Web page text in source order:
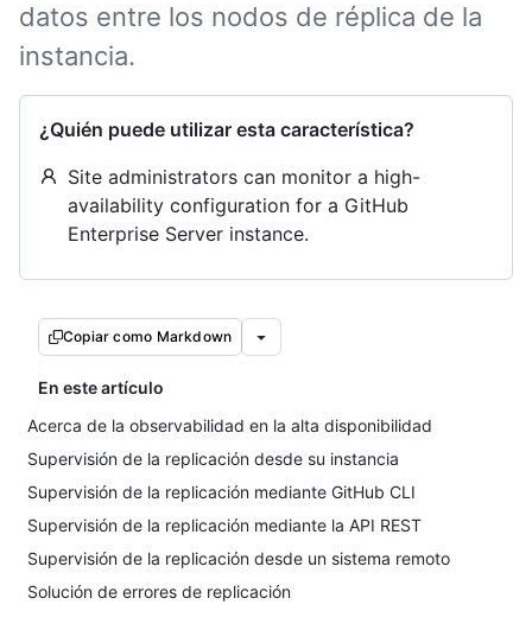
datos entre los nodos de réplica de la
instancia.
¿Quién puede utilizar esta característica?
Site administrators can monitor a high-
availability configuration for a GitHub
Enterprise Server instance.
Copiar como Markdown
En este artículo
Acerca de la observabilidad en la alta disponibilidad
Supervisión de la replicación desde su instancia
Supervisión de la replicación mediante GitHub CLI
Supervisión de la replicación mediante la API REST
Supervisión de la replicación desde un sistema remoto
Solución de errores de replicación